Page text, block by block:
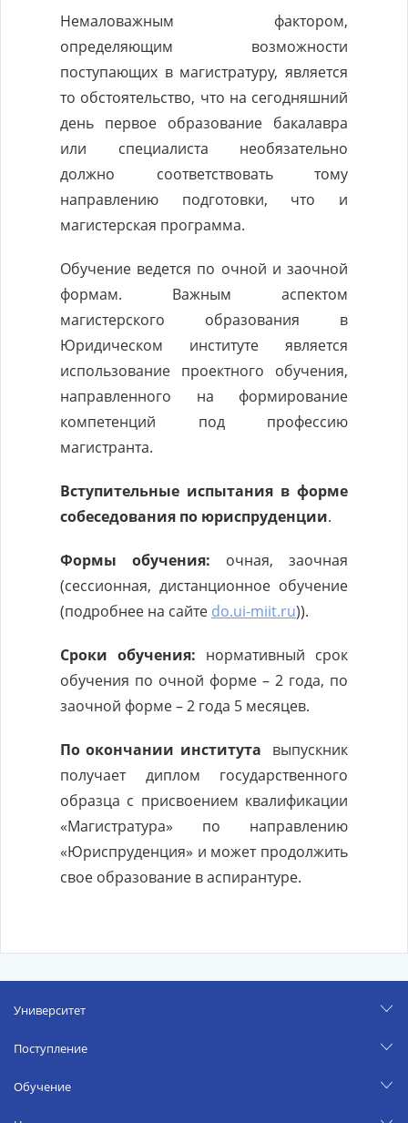
Немаловажным фактором,
определяющим возможности
поступающих в магистратуру, является
то обстоятельство, что на сегодняшний
день первое образование бакалавра
или специалиста необязательно
должно соответствовать тому
направлению подготовки, что и
магистерская программа.
Обучение ведется по очной и заочной
формам. Важным аспектом
магистерского образования в
Юридическом институте является
использование проектного обучения,
направленного на формирование
компетенций под профессию
магистранта.
Вступительные испытания в форме
собеседования по юриспруденции.
Формы обучения: очная, заочная
(сессионная, дистанционное обучение
(подробнее на сайте do.ui-miit.ru)).
Сроки обучения: нормативный срок
обучения по очной форме – 2 года, по
заочной форме – 2 года 5 месяцев.
По окончании института выпускник
получает диплом государственного
образца с присвоением квалификации
«Магистратура» по направлению
«Юриспруденция» и может продолжить
свое образование в аспирантуре.
Университет
Поступление
Обучение